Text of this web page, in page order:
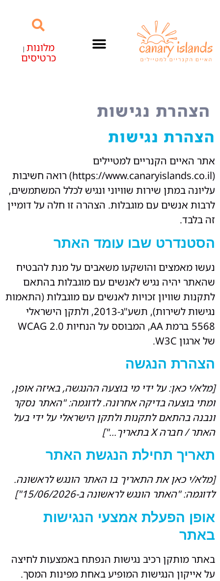
מלונות|
כרטיסים
הצהרת נגישות
הצהרת נגישות
אתר האיים הקנריים למטיילים
(https://www.canaryislands.co.il) רואה חשיבות
עליונה במתן שירות שוויוני ונגיש לכלל המשתמשים,
לרבות אנשים עם מוגבלות. הצהרה זו חלה על דומיין
זה בלבד.
הסטנדרט שבו עומד האתר
נעשו מאמצים והושקעו משאבים על מנת להבטיח
שהאתר יהיה נגיש לאנשים עם מוגבלות בהתאם
לתקנות שוויון זכויות לאנשים עם מוגבלות (התאמות
נגישות לשירות), תשע"ג-2013, ולתקן הישראלי
5568 ברמת AA, המבוסס על הנחיות WCAG 2.0
של ארגון W3C.
הצהרת הנגשה
[מלא/י כאן: על ידי מי בוצעה ההנגשה, באיזה אופן,
ומתי בוצעה בדיקה אחרונה. לדוגמה: "האתר נסקר
ונבנה בהתאם לתקנות ולתקן הישראלי על ידי בעל
האתר / חברה X בתאריך…"]
תאריך תחילת הנגשת האתר
[מלא/י כאן את התאריך בו האתר הונגש לראשונה.
לדוגמה: "האתר הונגש לראשונה ב-15/06/2026"]
אופן הפעלת אמצעי הנגישות
באתר
באתר מותקן רכיב נגישות הנפתח באמצעות לחיצה
על אייקון הנגישות המופיע באחת מפינות המסך.